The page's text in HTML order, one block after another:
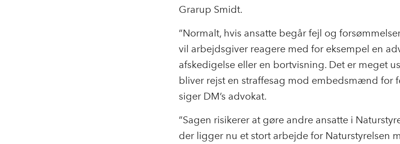
Grarup Smidt.
”Normalt, hvis ansatte begår fejl og
vil arbejdsgiver reagere med for eksempel en
afskedigelse eller en bortvisning. Det er meget
bliver rejst en straffesag mod embedsmænd for
siger DM’s advokat.
”Sagen risikerer at gøre andre ansatte i
der ligger nu et stort arbejde for Naturstyrelsen